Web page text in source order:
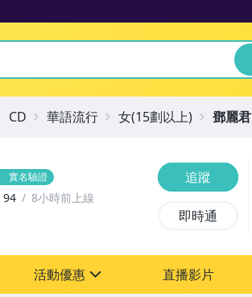
實名驗證
94
8小時前上線
追蹤
即時通
活動優惠 直播影片
CD 華語流行 女(15劃以上) 鄧麗君